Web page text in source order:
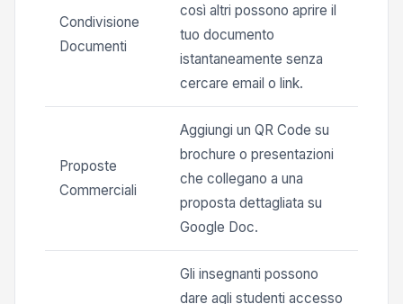
Condivisione
Documenti
così altri possono aprire il
tuo documento
istantaneamente senza
cercare email o link.
Proposte
Commerciali
Aggiungi un QR Code su
brochure o presentazioni
che collegano a una
proposta dettagliata su
Google Doc.
Gli insegnanti possono
dare agli studenti accesso